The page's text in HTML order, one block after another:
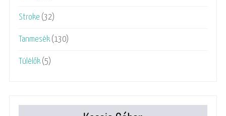
Stroke (32)
Tanmesék (130)
Túlélők (5)